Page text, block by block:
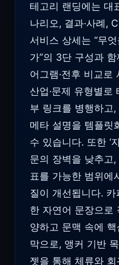
테고리 랜딩에는 대
나리오, 결과·사례,
서비스 상세는 “무
가”의 3단 구성과
어그램·전후 비교로
산업·문제 유형별로
부 링크를 병행하고,
메타 설명을 템플릿
수 있습니다. 또한 ‘
문의 장벽을 낮추고,
표를 가능한 범위에
질이 개선됩니다.
한 자연어 문장으로
양하고 문맥 속에
막으로, 앵커 기반
젯을 통해 체류와